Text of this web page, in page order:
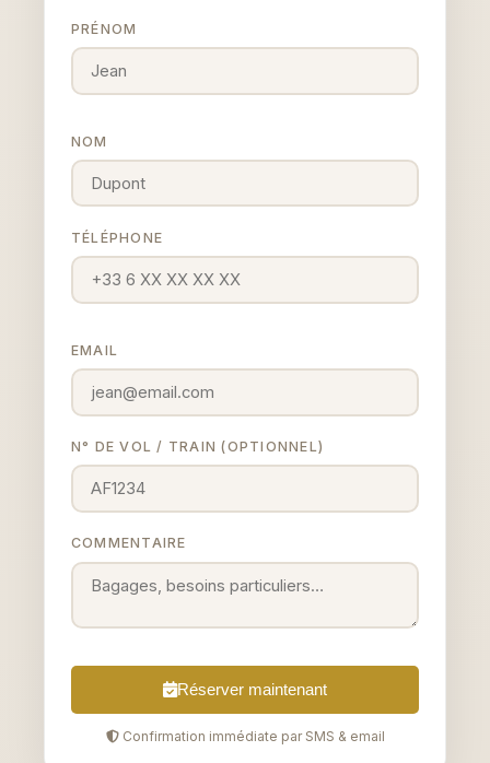
PRÉNOM
NOM
TÉLÉPHONE
EMAIL
N° DE VOL / TRAIN (OPTIONNEL)
COMMENTAIRE
Réserver maintenant
Confirmation immédiate par SMS & email